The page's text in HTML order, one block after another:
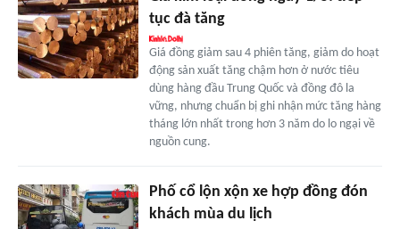
tục đà tăng
Giá đồng giảm sau 4 phiên tăng, giảm do hoạt
động sản xuất tăng chậm hơn ở nước tiêu
dùng hàng đầu Trung Quốc và đồng đô la
vững, nhưng chuẩn bị ghi nhận mức tăng hàng
tháng lớn nhất trong hơn 3 năm do lo ngại về
nguồn cung.
Phố cổ lộn xộn xe hợp đồng đón
khách mùa du lịch